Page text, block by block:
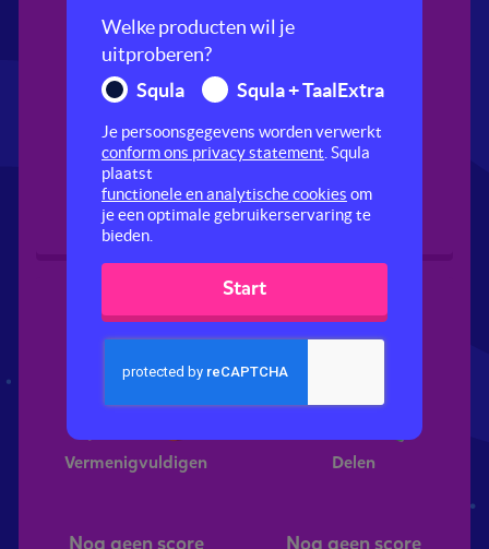
Breuken
Nog geen score
Optellen en
aftrekken
Nog geen score
Vermenigvuldigen Delen
Welke producten wil je
uitproberen?
Squla
Squla + TaalExtra
Je persoonsgegevens worden verwerkt
conform ons privacy statement . Squla
plaatst
functionele en analytische cookies om
je een optimale gebruikerservaring te
bieden.
Start